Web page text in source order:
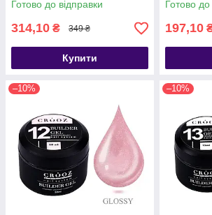
Готово до відправки
314,10 ₴ 349 ₴
Купити
Готово до
197,10
–10% –10%